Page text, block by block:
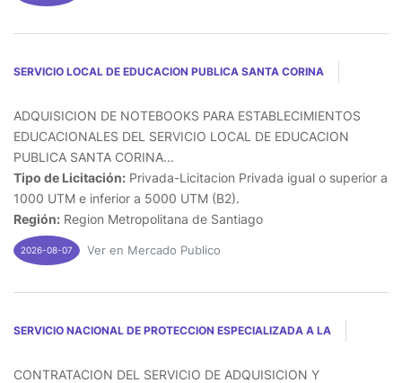
SERVICIO LOCAL DE EDUCACION PUBLICA SANTA CORINA
ADQUISICION DE NOTEBOOKS PARA ESTABLECIMIENTOS
EDUCACIONALES DEL SERVICIO LOCAL DE EDUCACION
PUBLICA SANTA CORINA...
Tipo de Licitación: Privada-Licitacion Privada igual o superior a
1000 UTM e inferior a 5000 UTM (B2).
Región: Region Metropolitana de Santiago
2026-08-07 Ver en Mercado Publico
SERVICIO NACIONAL DE PROTECCION ESPECIALIZADA A LA
CONTRATACION DEL SERVICIO DE ADQUISICION Y